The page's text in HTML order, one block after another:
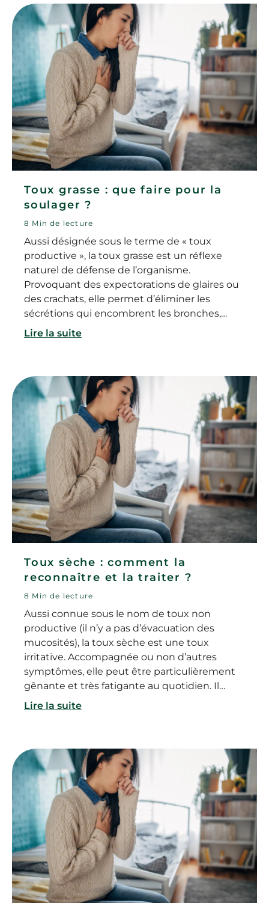
bébé ? Comment faire sortir les glaires ? Et
quand consulter en cas de toux grasse chez
le bébé ou le jeune enfant ?
Toux grasse : que faire pour la
soulager ?
8 Min de lecture
Aussi désignée sous le terme de « toux
productive », la toux grasse est un réflexe
naturel de défense de l’organisme.
Provoquant des expectorations de glaires ou
des crachats, elle permet d’éliminer les
sécrétions qui encombrent les bronches,
pour une meilleure respiration. Aiguë ou
grasse ? Comment évacuer les glaires des
bronches ? Et quand s’inquiéter en cas de
toux grasse ?
Lire la suite
Toux sèche : comment la
reconnaître et la traiter ?
8 Min de lecture
Aussi connue sous le nom de toux non
productive (il n’y a pas d’évacuation des
mucosités), la toux sèche est une toux
irritative. Accompagnée ou non d’autres
symptômes, elle peut être particulièrement
gênante et très fatigante au quotidien. Il
s’agit d’un motif fréquent de consultation
une toux sèche ?
Lire la suite